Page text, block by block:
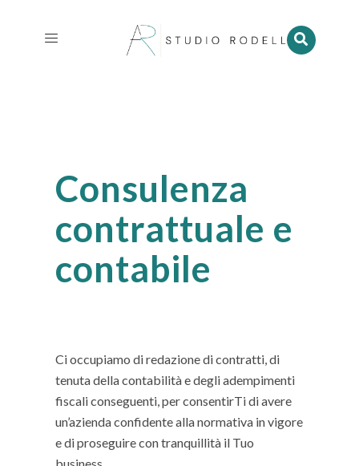
Consulenza
contrattuale e
contabile
Ci occupiamo di redazione di contratti, di
tenuta della contabilità e degli adempimenti
fiscali conseguenti, per consentirTi di avere
un’azienda confidente alla normativa in vigore
e di proseguire con tranquillità il Tuo